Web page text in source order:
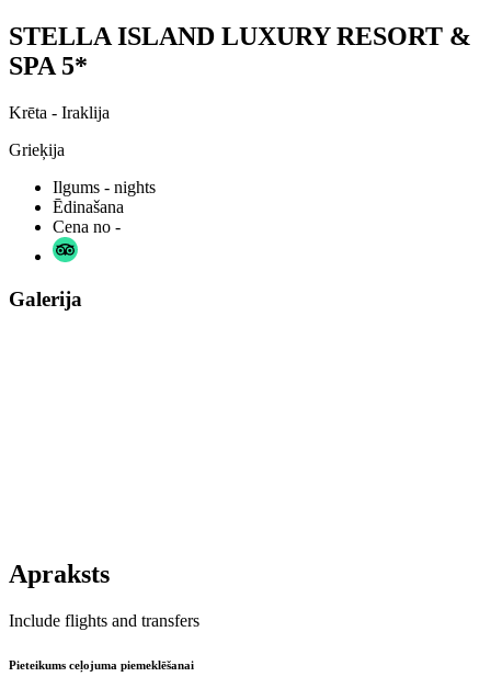
STELLA ISLAND LUXURY RESORT &
SPA 5*
Krēta - Iraklija
Grieķija
Ilgums - nights
Ēdinašana
Cena no -
Galerija
Apraksts
Include flights and transfers
Pieteikums ceļojuma piemeklēšanai